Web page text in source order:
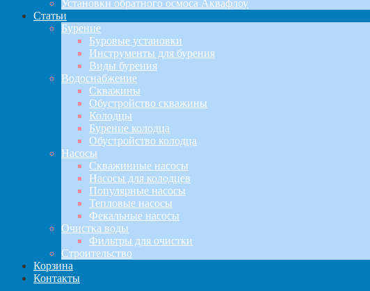
Установки обратного осмоса Аквафлоу
Статьи
Бурение
Буровые установки
Инструменты для бурения
Виды бурения
Водоснабжение
Скважины
Обустройство скважины
Колодцы
Бурение колодца
Обустройство колодца
Насосы
Скважинные насосы
Насосы для колодцев
Популярные насосы
Тепловые насосы
Фекальные насосы
Очистка воды
Фильтры для очистки
Строительство
Корзина
Контакты